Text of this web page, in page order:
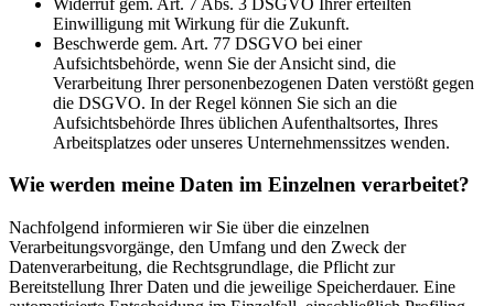
Einwilligung mit Wirkung für die Zukunft.
Beschwerde gem. Art. 77 DSGVO bei einer
Aufsichtsbehörde, wenn Sie der Ansicht sind, die
Verarbeitung Ihrer personenbezogenen Daten verstößt gegen
die DSGVO. In der Regel können Sie sich an die
Aufsichtsbehörde Ihres üblichen Aufenthaltsortes, Ihres
Arbeitsplatzes oder unseres Unternehmenssitzes wenden.
Wie werden meine Daten im Einzelnen verarbeitet?
Nachfolgend informieren wir Sie über die einzelnen
Verarbeitungsvorgänge, den Umfang und den Zweck der
Datenverarbeitung, die Rechtsgrundlage, die Pflicht zur
Bereitstellung Ihrer Daten und die jeweilige Speicherdauer. Eine